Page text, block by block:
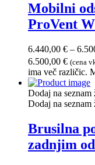
Mobilni
ProVent
6.440,00 € –
6.500,00 € (cena
ima več različic.
Dodaj na seznam
Dodaj na seznam
Brusilna
zadnjim